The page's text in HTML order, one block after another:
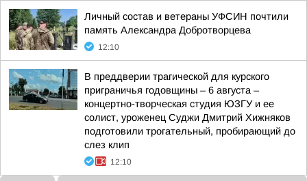
Личный состав и ветераны УФСИН почтили
память Александра Добротворцева
12:10
В преддверии трагической для курского
приграничья годовщины – 6 августа –
концертно-творческая студия ЮЗГУ и ее
солист, уроженец Суджи Дмитрий Хижняков
подготовили трогательный, пробирающий до
слез клип
12:10